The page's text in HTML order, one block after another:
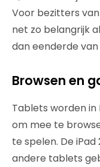
Voor bezitters
net zo belangrijk
dan eenderde
Browsen en
Tablets worden
om mee te
te spelen. De
andere tablets